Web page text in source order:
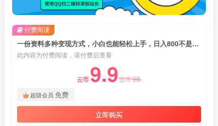
一份资料多种变现方式，小白也能轻松上手，日入800不是问题
此内容为付费阅读，请付费后查看
云币 9.9云币99
超级会员 免费
立即购买
付费阅读